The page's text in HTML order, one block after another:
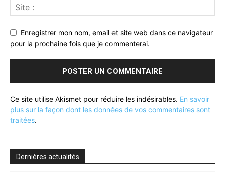
Enregistrer mon nom, email et site web dans ce navigateur
pour la prochaine fois que je commenterai.
Ce site utilise Akismet pour réduire les indésirables. En savoir
plus sur la façon dont les données de vos commentaires sont
traitées.
Dernières actualités